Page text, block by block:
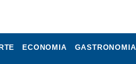
ECONOMIA GASTRONOMIA